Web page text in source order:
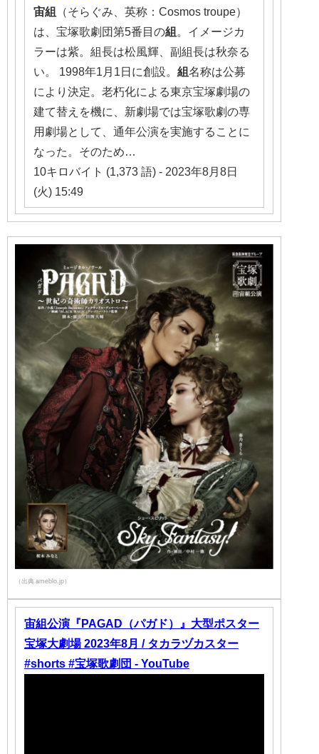
宙組
（そらぐみ、英称：Cosmos troupe）
は、宝塚歌劇団第5番目の組 。イメージカ
ラーは紫。組長は松風輝、副組長は秋奈る
い。 1998年1月1日に創設。 組名称は公募
により決定。老朽化による東京宝塚劇場の
建て替えを機に、新劇場では宝塚歌劇の専
用劇場として、通年公演を実施することに
なった。そのため…
10キロバイト (1,373 語) - 2023年8月8日
(火) 15:49
（出典 ameblo.jp）
宙組公演『PAGAD（パガド）』大型ポスター
宝塚大劇場 2023年8月 / タカラヅカスター
#shorts #宝塚歌劇団 - YouTube